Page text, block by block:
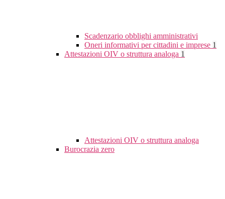
Scadenzario obblighi amministrativi
Oneri informativi per cittadini e imprese 1
Attestazioni OIV o struttura analoga 1
Attestazioni OIV o struttura analoga
Burocrazia zero